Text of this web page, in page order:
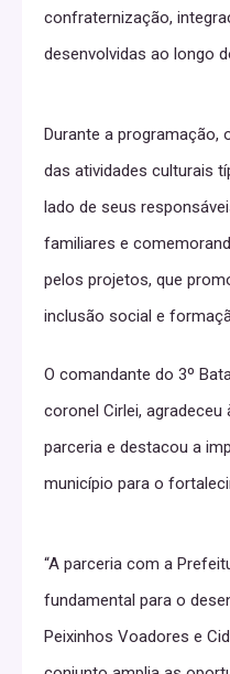
confraternização,
desenvolvidas ao longo
Durante a programação,
das atividades culturais
lado de seus
familiares e
pelos projetos, que
inclusão social e
O comandante do 3º
coronel Cirlei, agradeceu
parceria e destacou a
município para o
“A parceria com a
fundamental para o
Peixinhos Voadores e